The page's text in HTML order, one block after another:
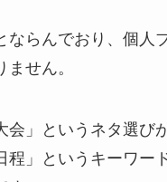
ならんでおり、個人
せん。
会」というネタ選び
程」というキーワー